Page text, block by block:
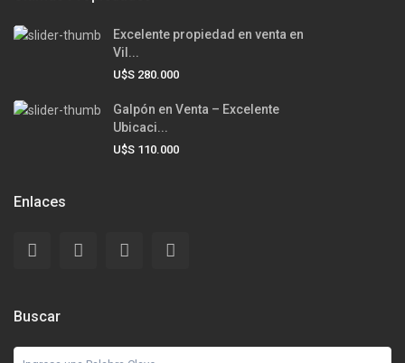
Excelente propiedad en venta en
Vil...
U$S 280.000
Galpón en Venta – Excelente
Ubicaci...
U$S 110.000
Enlaces
Buscar